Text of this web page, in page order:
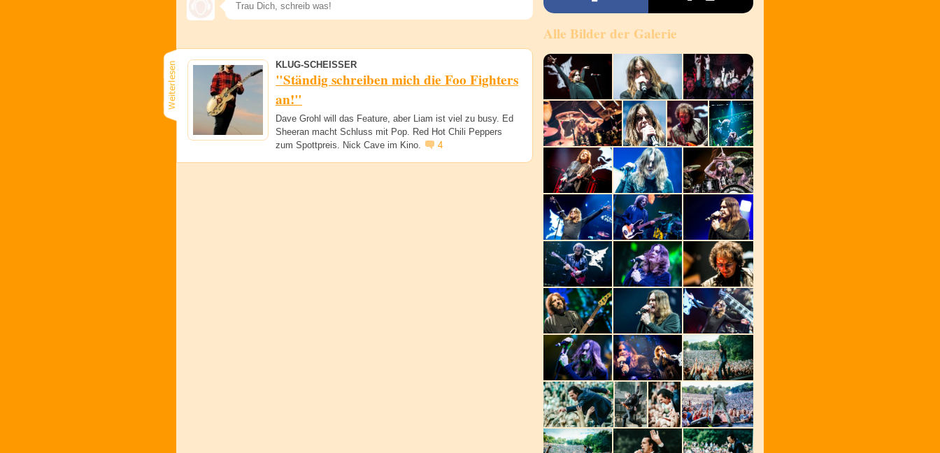
KLUG-SCHEISSER
"Ständig schreiben mich die Foo Fighters
an!"
Dave Grohl will das Feature, aber Liam ist viel zu busy. Ed
Sheeran macht Schluss mit Pop. Red Hot Chili Peppers
zum Spottpreis. Nick Cave im Kino.
4
Alle Bilder der Galerie